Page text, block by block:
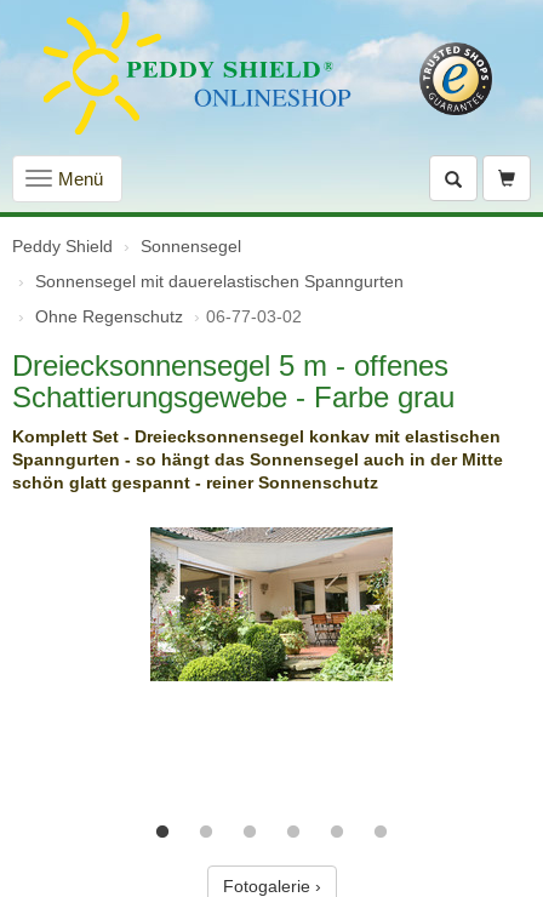
Navigation
einblenden
Menü
Peddy Shield
Sonnensegel
Sonnensegel mit dauer­elastischen Spanngurten
Ohne Regenschutz
06-77-03-02
Dreiecksonnensegel 5 m - offenes
Schattierungsgewebe - Farbe grau
Komplett Set - Dreiecksonnensegel konkav mit elastischen
Spanngurten - so hängt das Sonnensegel auch in der Mitte
schön glatt gespannt - reiner Sonnenschutz
Fotogalerie ›